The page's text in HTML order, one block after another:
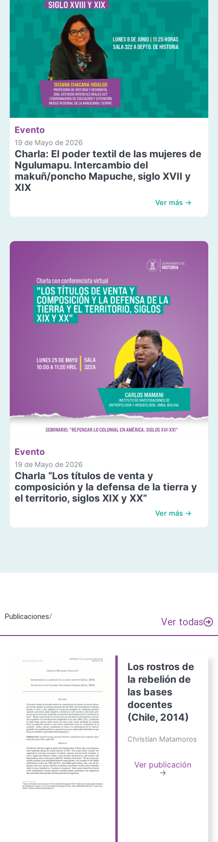
Evento
19 de Mayo de 2026
Charla: El poder textil de las mujeres de
Ngulumapu. Intercambio del
makuñ/poncho Mapuche, siglo XVII y
XIX
Ver más →
Evento
19 de Mayo de 2026
Charla “Los títulos de venta y
composición y la defensa de la tierra y
el territorio, siglos XIX y XX”
Ver más →
Publicaciones/ Ver todas
Los rostros de
la rebelión de
las bases
docentes
(Chile, 2014)
Christian Matamoros
Ver publicación
→